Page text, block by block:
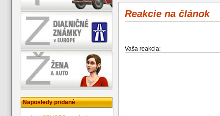
Naposledy pridané
Reakcie na článok
Vaša reakcia: